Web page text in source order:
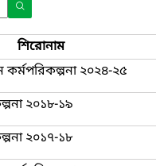
শিরোনাম
কর্মপরিকল্পনা ২০২৪-২৫
২০১৮-১৯
২০১৭-১৮